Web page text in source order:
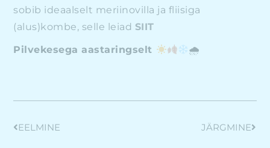
sobib ideaalselt meriinovilla ja fliisiga
(alus)kombe, selle leiad SIIT
Pilvekesega aastaringselt
🌧
EELMINE JÄRGMINE